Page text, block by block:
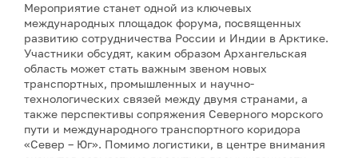
Мероприятие станет одной из ключевых
международных площадок форума, посвященных
развитию сотрудничества России и Индии в Арктике.
Участники обсудят, каким образом Архангельская
область может стать важным звеном новых
транспортных, промышленных и научно-
технологических связей между двумя странами, а
также перспективы сопряжения Северного морского
пути и международного транспортного коридора
«Север – Юг». Помимо логистики, в центре внимания